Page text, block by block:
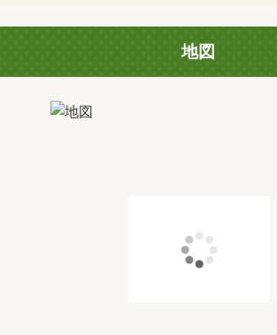
地図